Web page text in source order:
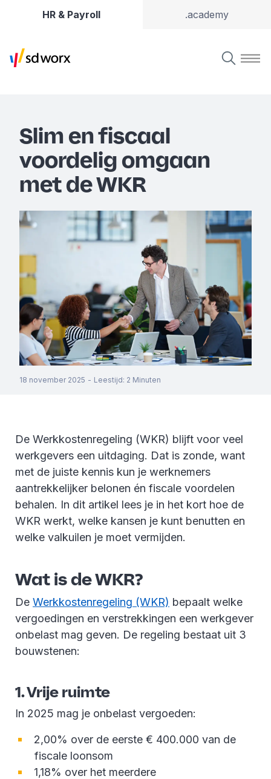
HR & Payroll .academy
Slim en fiscaal
voordelig omgaan
met de WKR
18 november 2025 - Leestijd: 2 Minuten
De Werkkostenregeling (WKR) blijft voor veel
werkgevers een uitdaging. Dat is zonde, want
met de juiste kennis kun je werknemers
aantrekkelijker belonen én fiscale voordelen
behalen. In dit artikel lees je in het kort hoe de
WKR werkt, welke kansen je kunt benutten en
welke valkuilen je moet vermijden.
Wat is de WKR?
De Werkkostenregeling (WKR) bepaalt welke
vergoedingen en verstrekkingen een werkgever
onbelast mag geven. De regeling bestaat uit 3
bouwstenen:
1. Vrije ruimte
In 2025 mag je onbelast vergoeden:
2,00% over de eerste € 400.000 van de
fiscale loonsom
1,18% over het meerdere